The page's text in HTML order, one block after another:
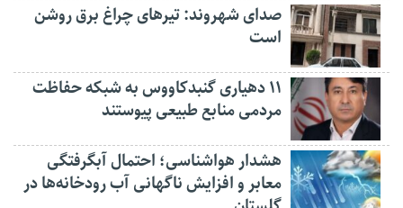
صدای شهروند: تیرهای چراغ برق روشن
است
۱۱ دهیاری گنبدکاووس به شبکه حفاظت
مردمی منابع طبیعی پیوستند
هشدار هواشناسی؛ احتمال آبگرفتگی
معابر و افزایش ناگهانی آب رودخانه‌ها در